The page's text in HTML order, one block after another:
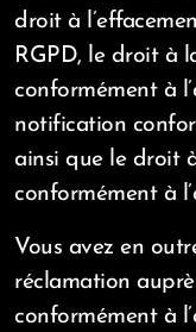
droit à
RGPD, le droit à
conformément à
notification
ainsi que le droit
conformément à
Vous avez en
réclamation
conformément à